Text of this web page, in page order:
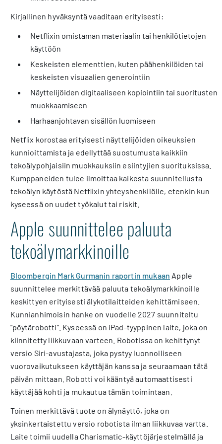
Kirjallinen hyväksyntä vaaditaan erityisesti:
Netflixin omistaman materiaalin tai henkilötietojen
käyttöön
Keskeisten elementtien, kuten päähenkilöiden tai
keskeisten visuaalien generointiin
Näyttelijöiden digitaaliseen kopiointiin tai suoritusten
muokkaamiseen
Harhaanjohtavan sisällön luomiseen
Netflix korostaa erityisesti näyttelijöiden oikeuksien
kunnioittamista ja edellyttää suostumusta kaikkiin
tekoälypohjaisiin muokkauksiin esiintyjien suorituksissa.
Kumppaneiden tulee ilmoittaa kaikesta suunnitellusta
tekoälyn käytöstä Netflixin yhteyshenkilölle, etenkin kun
kyseessä on uudet työkalut tai riskit.
Apple suunnittelee paluuta
tekoälymarkkinoille
Bloombergin Mark Gurmanin raportin mukaan Apple
suunnittelee merkittävää paluuta tekoälymarkkinoille
keskittyen erityisesti älykotilaitteiden kehittämiseen.
Kunnianhimoisin hanke on vuodelle 2027 suunniteltu
”pöytärobotti”. Kyseessä on iPad-tyyppinen laite, joka on
kiinnitetty liikkuvaan varteen. Robotissa on kehittynyt
versio Siri-avustajasta, joka pystyy luonnolliseen
vuorovaikutukseen käyttäjän kanssa ja seuraamaan tätä
päivän mittaan. Robotti voi kääntyä automaattisesti
käyttäjää kohti ja mukautua tämän toimintaan.
Toinen merkittävä tuote on älynäyttö, joka on
yksinkertaistettu versio robotista ilman liikkuvaa vartta.
Laite toimii uudella Charismatic-käyttöjärjestelmällä ja